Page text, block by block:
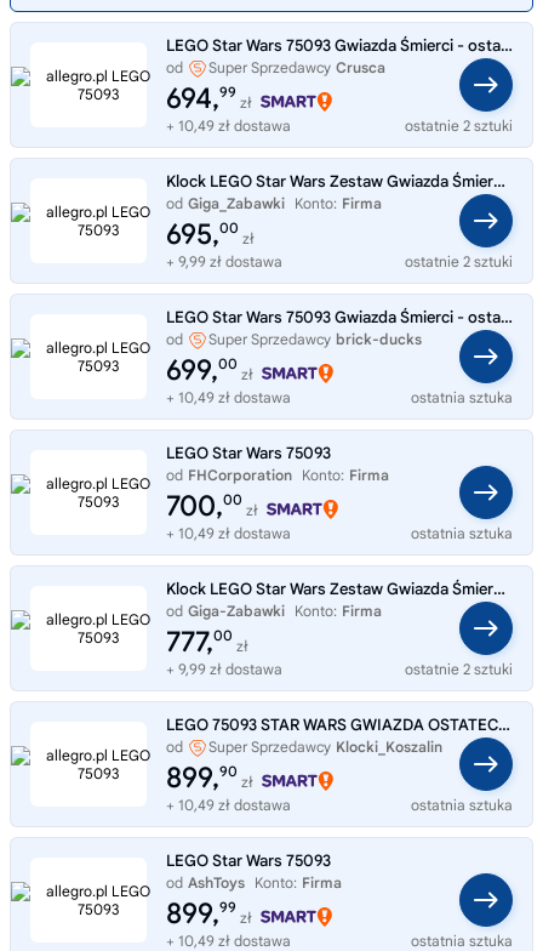
LEGO Star Wars 75093 Gwiazda Śmierci - ostateczny pojedynek
od Super Sprzedawcy Crusca
694,99
zł
+ 10,49 zł dostawa
ostatnie 2 sztuki
Klock LEGO Star Wars Zestaw Gwiazda Śmierci ostateczny pojedynek 75093
od Giga_Zabawki Konto: Firma
695,00
zł
+ 9,99 zł dostawa
ostatnie 2 sztuki
LEGO Star Wars 75093 Gwiazda Śmierci - ostateczny pojedynek
od Super Sprzedawcy brick-ducks
699,00
zł
+ 10,49 zł dostawa
ostatnia sztuka
LEGO Star Wars 75093
od FHCorporation Konto: Firma
700,00
zł
+ 10,49 zł dostawa
ostatnia sztuka
Klock LEGO Star Wars Zestaw Gwiazda Śmierci ostateczny pojedynek 75093
od Giga-Zabawki Konto: Firma
777,00
zł
+ 9,99 zł dostawa
ostatnie 2 sztuki
LEGO 75093 STAR WARS GWIAZDA OSTATECZNY POJEDYNEK
od Super Sprzedawcy Klocki_Koszalin
899,90
zł
+ 10,49 zł dostawa
ostatnia sztuka
LEGO Star Wars 75093
od AshToys Konto: Firma
899,99
zł
+ 10,49 zł dostawa
ostatnia sztuka